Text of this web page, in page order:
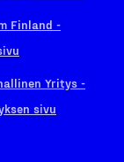
Finland -
Yritys -
sivu